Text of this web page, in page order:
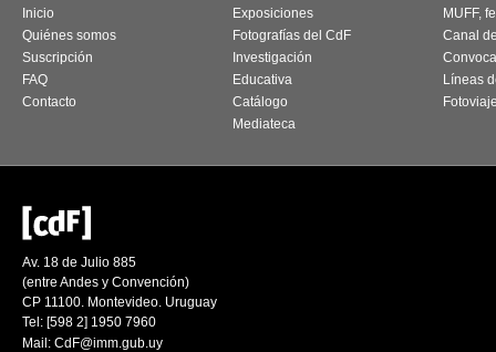
Inicio
Quiénes somos
Suscripción
FAQ
Contacto
Exposiciones
Fotografías del CdF
Investigación
Educativa
Catálogo
Mediateca
MUFF,
Canal
Líneas
Av. 18 de Julio 885
(entre Andes y Convención)
CP 11100. Montevideo. Uruguay
Tel: [598 2] 1950 7960
Mail: CdF@imm.gub.uy